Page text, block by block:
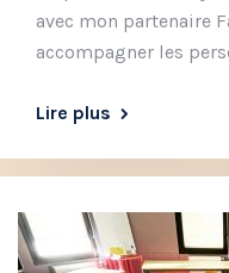
avec mon partenaire
accompagner les
Lire plus